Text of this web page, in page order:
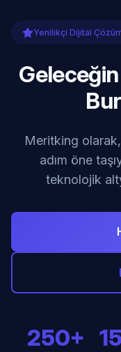
Yenilikçi Dijital
Meritking
adım öne
teknolojik
250+